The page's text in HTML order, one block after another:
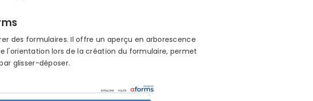
des formulaires. Il offre un aperçu en arborescence
l'orientation lors de la création du formulaire, permet
glisser-déposer.